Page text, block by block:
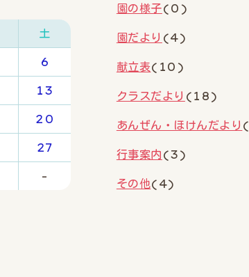
土
6
13
20
27
-
園の様子(0)
園だより (4)
献立表(10)
クラスだより (18)
あんぜん・ほけんだより
行事案内 (3)
その他(4)